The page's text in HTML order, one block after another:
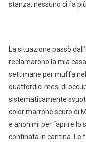
stanza, nessuno ci fa
La situazione passò
reclamarono la mia
settimane per muffa
quattordici mesi di
sistematicamente
color marrone scuro di
e anonimi per “aprire lo
confinata in cantina. Le